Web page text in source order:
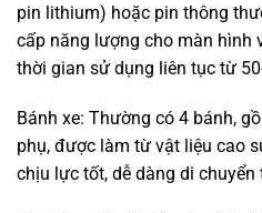
pin lithium) hoặc pin thông
cấp năng lượng cho màn hình
thời gian sử dụng liên tục từ
Bánh xe: Thường có 4 bánh,
phụ, được làm từ vật liệu cao
chịu lực tốt, dễ dàng di